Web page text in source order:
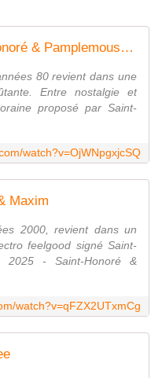
Je dois m'en aller - Saint-Honoré & Pamplemousse Rose
80 revient dans une
Entre nostalgie et
proposé par Saint-
watch?v=OjWNpgxjcSQ
Maxim
2000, revient dans un
feelgood signé Saint-
2025 - Saint-Honoré &
watch?v=qFZX2UTxmCg